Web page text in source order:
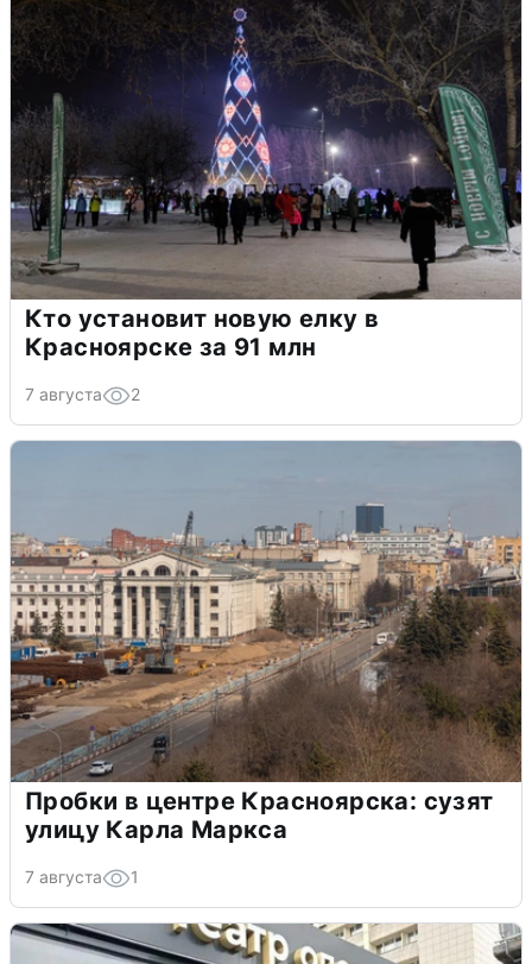
Кто установит новую елку в
Красноярске за 91 млн
7 августа 2
Пробки в центре Красноярска: сузят
улицу Карла Маркса
7 августа 1